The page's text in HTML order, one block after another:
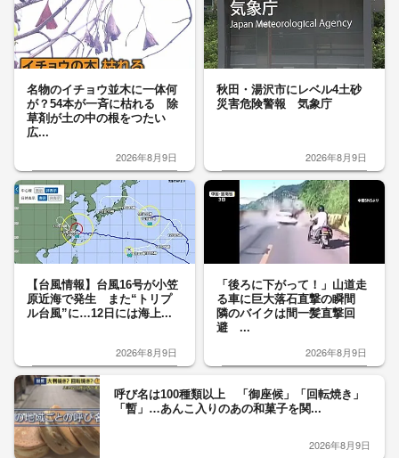
名物のイチョウ並木に一体何
が？54本が一斉に枯れる 除
草剤が土の中の根をつたい
広...
2026年8月9日
秋田・湯沢市にレベル4土砂
災害危険警報 気象庁
2026年8月9日
【台風情報】台風16号が小笠
原近海で発生 また“トリプ
ル台風”に…12日には海上...
2026年8月9日
「後ろに下がって！」山道走
る車に巨大落石直撃の瞬間
隣のバイクは間一髪直撃回
避 ...
2026年8月9日
呼び名は100種類以上 「御座候」「回転焼き」
「暫」…あんこ入りのあの和菓子を関...
2026年8月9日